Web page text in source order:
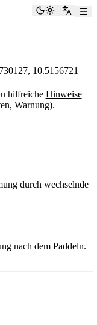
Zu
10.5156721
hilfreiche Hinweise
Warnung).
durch wechselnde
nach dem Paddeln.